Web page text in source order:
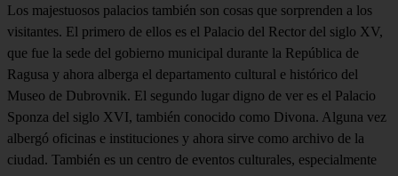
Los majestuosos palacios también son cosas que sorprenden a los
visitantes. El primero de ellos es el Palacio del Rector del siglo XV,
que fue la sede del gobierno municipal durante la República de
Ragusa y ahora alberga el departamento cultural e histórico del
Museo de Dubrovnik. El segundo lugar digno de ver es el Palacio
Sponza del siglo XVI, también conocido como Divona. Alguna vez
albergó oficinas e instituciones y ahora sirve como archivo de la
ciudad. También es un centro de eventos culturales, especialmente